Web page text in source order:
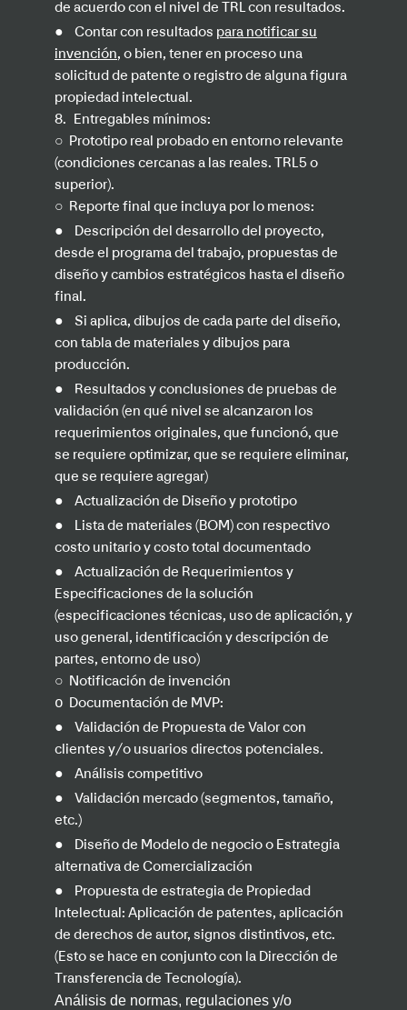
de acuerdo con el nivel de TRL con resultados.
● Contar con resultados para notificar su
invención, o bien, tener en proceso una
solicitud de patente o registro de alguna figura
propiedad intelectual.
8.
Entregables mínimos:
○ Prototipo real probado en entorno relevante
(condiciones cercanas a las reales. TRL5 o
superior).
○ Reporte final que incluya por lo menos:
●
Descripción del desarrollo del proyecto,
desde el programa del trabajo, propuestas de
diseño y cambios estratégicos hasta el diseño
final.
●
Si aplica, dibujos de cada parte del diseño,
con tabla de materiales y dibujos para
producción.
●
Resultados y conclusiones de pruebas de
validación (en qué nivel se alcanzaron los
requerimientos originales, que funcionó, que
se requiere optimizar, que se requiere eliminar,
que se requiere agregar)
● Actualización de Diseño y prototipo
●
Lista de materiales (BOM) con respectivo
costo unitario y costo total documentado
●
Actualización de Requerimientos y
Especificaciones de la solución
(especificaciones técnicas, uso de aplicación, y
uso general, identificación y descripción de
partes, entorno de uso)
○ Notificación de invención
o Documentación de MVP:
●
Validación de Propuesta de Valor con
clientes y/o usuarios directos potenciales.
● Análisis competitivo
●
Validación mercado (segmentos, tamaño,
etc.)
●
Diseño de Modelo de negocio o Estrategia
alternativa de Comercialización
●
Propuesta de estrategia de Propiedad
Intelectual: Aplicación de patentes, aplicación
de derechos de autor, signos distintivos, etc.
(Esto se hace en conjunto con la Dirección de
Transferencia de Tecnología).
Análisis de normas, regulaciones y/o